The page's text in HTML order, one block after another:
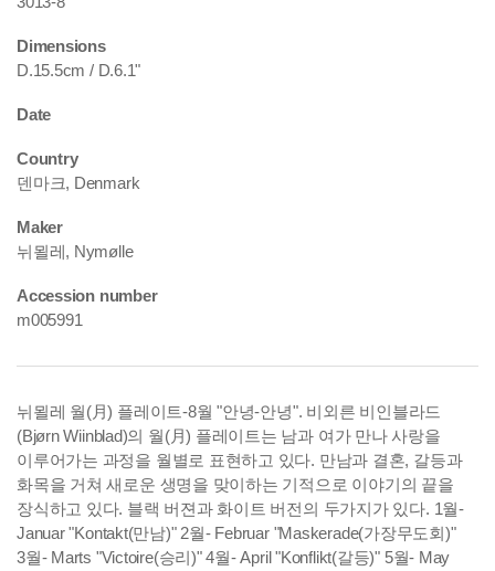
Dimensions
D.15.5cm / D.6.1"
Date
Country
덴마크, Denmark
Maker
뉘묄레, Nymølle
Accession number
m005991
뉘묄레 월(月) 플레이트-8월 "안녕-안녕". 비외른 비인블라드
(Bjørn Wiinblad)의 월(月) 플레이트는 남과 여가 만나 사랑을
이루어가는 과정을 월별로 표현하고 있다. 만남과 결혼, 갈등과
화목을 거쳐 새로운 생명을 맞이하는 기적으로 이야기의 끝을
장식하고 있다. 블랙 버젼과 화이트 버전의 두가지가 있다. 1월-
Januar "Kontakt(만남)"2월- Februar "Maskerade(가장무도회)"
3월- Marts "Victoire(승리)"4월- April "Konflikt(갈등)" 5월- May